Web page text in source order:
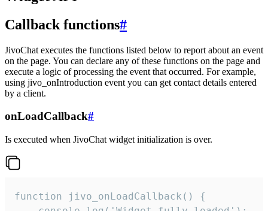
Callback functions#
JivoChat executes the functions listed below to report about an event
on the page. You can declare any of these functions on the page and
execute a logic of processing the event that occurred. For example,
using jivo_onIntroduction event you can get contact details entered
by a client.
onLoadCallback#
Is executed when JivoChat widget initialization is over.
function jivo_onLoadCallback() {